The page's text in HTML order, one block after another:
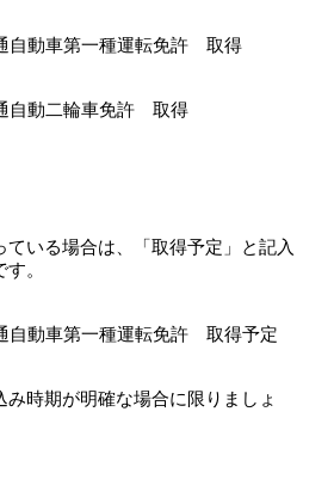
自動車第一種運転免許 取得
自動二輪車免許 取得
ている場合は、「取得予定」と記入
。
動車第一種運転免許 取得予定
み時期が明確な場合に限りましょ